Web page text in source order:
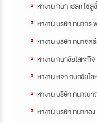
หางาน กนก เฮลท์ โซลู
หางาน บริษัท กนกกร
หางาน บริษัท กนกจิต
หางาน กนกชัยโลหะกิจ
หางาน หจก กนกชัยโล
หางาน บริษัท กนกณ
หางาน บริษัท กนกทอ